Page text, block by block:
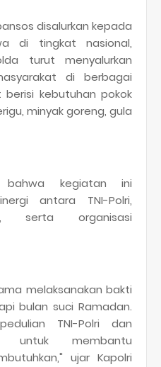
disalurkan kepada
di tingkat nasional,
turut menyalurkan
di berbagai
kebutuhan pokok
minyak goreng, gula
bahwa kegiatan ini
antara TNI-Polri,
serta organisasi
melaksanakan bakti
bulan suci Ramadan.
TNI-Polri dan
untuk membantu
ujar Kapolri